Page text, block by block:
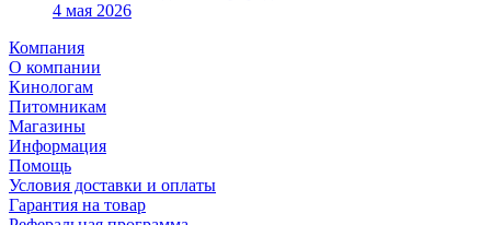
4 мая 2026
Компания
О компании
Кинологам
Питомникам
Магазины
Информация
Помощь
Условия доставки и оплаты
Гарантия на товар